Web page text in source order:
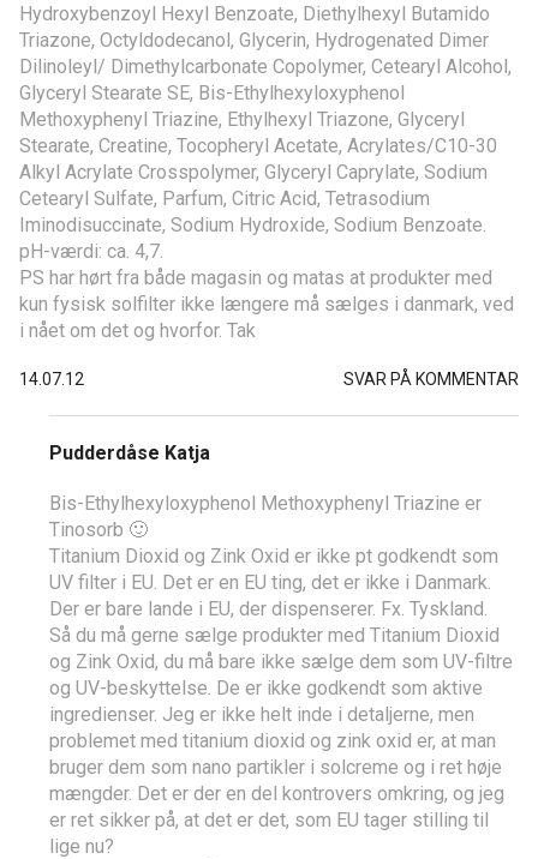
Hydroxybenzoyl Hexyl Benzoate, Diethylhexyl Butamido
Triazone, Octyldodecanol, Glycerin, Hydrogenated Dimer
Dilinoleyl/ Dimethylcarbonate Copolymer, Cetearyl Alcohol,
Glyceryl Stearate SE, Bis-Ethylhexyloxyphenol
Methoxyphenyl Triazine, Ethylhexyl Triazone, Glyceryl
Stearate, Creatine, Tocopheryl Acetate, Acrylates/C10-30
Alkyl Acrylate Crosspolymer, Glyceryl Caprylate, Sodium
Cetearyl Sulfate, Parfum, Citric Acid, Tetrasodium
Iminodisuccinate, Sodium Hydroxide, Sodium Benzoate.
pH-værdi: ca. 4,7.
PS har hørt fra både magasin og matas at produkter med
kun fysisk solfilter ikke længere må sælges i danmark, ved
i nået om det og hvorfor. Tak
14.07.12 SVAR PÅ KOMMENTAR
Pudderdåse Katja
Bis-Ethylhexyloxyphenol Methoxyphenyl Triazine er
Tinosorb 🙂
Titanium Dioxid og Zink Oxid er ikke pt godkendt som
UV filter i EU. Det er en EU ting, det er ikke i Danmark.
Der er bare lande i EU, der dispenserer. Fx. Tyskland.
Så du må gerne sælge produkter med Titanium Dioxid
og Zink Oxid, du må bare ikke sælge dem som UV-filtre
og UV-beskyttelse. De er ikke godkendt som aktive
ingredienser. Jeg er ikke helt inde i detaljerne, men
problemet med titanium dioxid og zink oxid er, at man
bruger dem som nano partikler i solcreme og i ret høje
mængder. Det er der en del kontrovers omkring, og jeg
er ret sikker på, at det er det, som EU tager stilling til
lige nu?